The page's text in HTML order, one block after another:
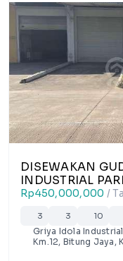
DISEWAKAN
INDUSTRIAL
Rp450,000,000 /
3 3 10
Griya Idola
Km.12, Bitung Jaya,